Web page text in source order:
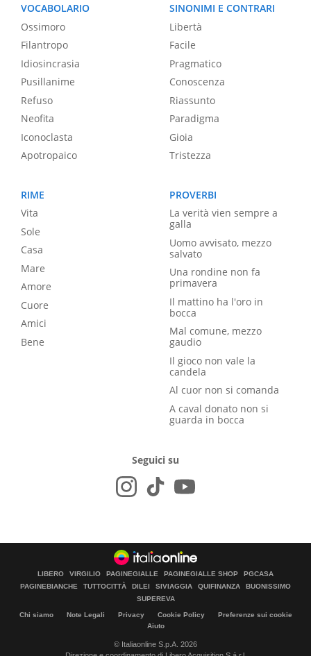
VOCABOLARIO
Ossimoro
Filantropo
Idiosincrasia
Pusillanime
Refuso
Neofita
Iconoclasta
Apotropaico
SINONIMI E CONTRARI
Libertà
Facile
Pragmatico
Conoscenza
Riassunto
Paradigma
Gioia
Tristezza
RIME
Vita
Sole
Casa
Mare
Amore
Cuore
Amici
Bene
PROVERBI
La verità vien sempre a
galla
Uomo avvisato, mezzo
salvato
Una rondine non fa
primavera
Il mattino ha l'oro in
bocca
Mal comune, mezzo
gaudio
Il gioco non vale la
candela
Al cuor non si comanda
A caval donato non si
guarda in bocca
Seguici su
LIBERO VIRGILIO PAGINEGIALLE PAGINEGIALLE SHOP
PGCASA
PAGINEBIANCHE
TUTTOCITTÀ DILEI SIVIAGGIA QUIFINANZA
BUONISSIMO
SUPEREVA
Chi siamo Note Legali Privacy Cookie Policy
Preferenze sui cookie
Aiuto
© Italiaonline S.p.A. 2026